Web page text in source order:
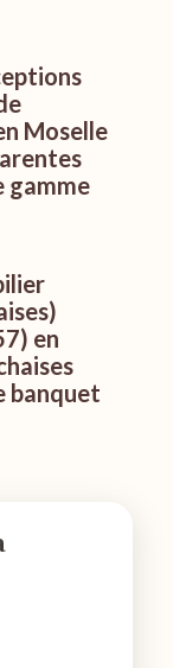
Moselle
gamme
en
banquet